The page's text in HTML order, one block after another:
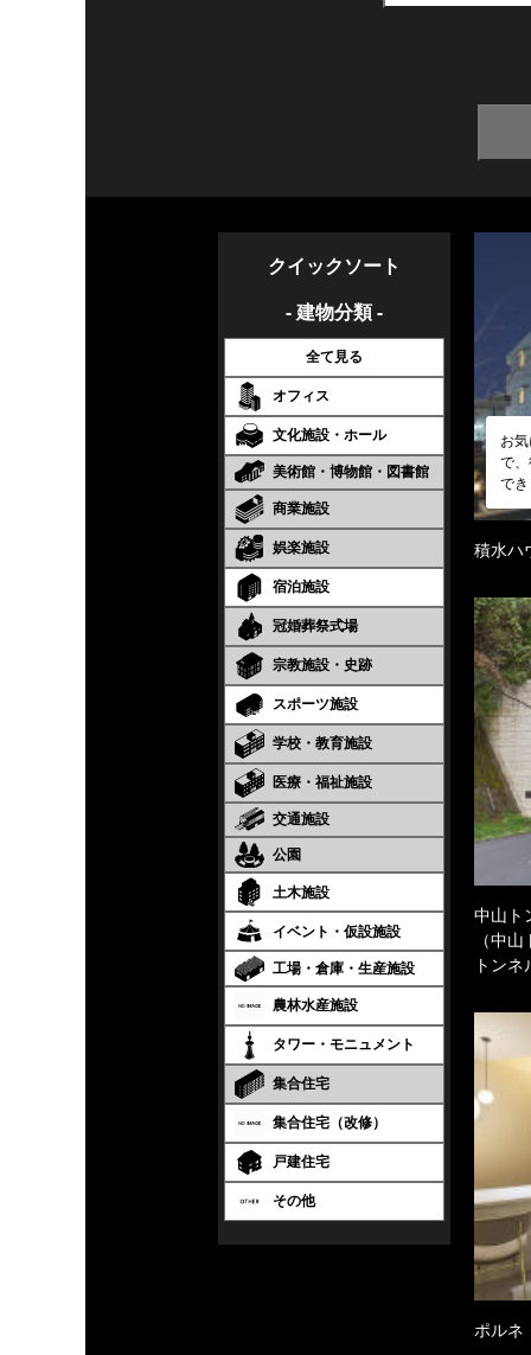
クイックソート
- 建物分類 -
全て見る
オフィス
文化施設・ホール
美術館・博物館・図書館
商業施設
娯楽施設
宿泊施設
冠婚葬祭式場
宗教施設・史跡
スポーツ施設
学校・教育施設
医療・福祉施設
交通施設
公園
土木施設
イベント・仮設施設
工場・倉庫・生産施設
農林水産施設
タワー・モニュメント
集合住宅
集合住宅（改修）
戸建住宅
その他
お
で
で
積水
中山ト
（中
トンネ
ポルネ